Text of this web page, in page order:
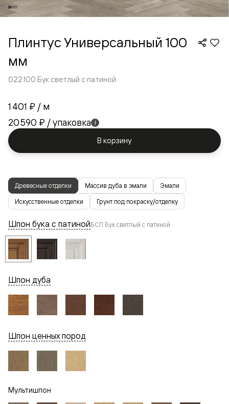
Плинтус Универсальный 100
мм
022.100 Бук светлый с патиной
1 401 ₽ / м
20 590 ₽ / упаковка i
В корзину
Древесные отделки Массив дуба в эмали Эмали
Искусственные отделки Грунт под покраску/отделку
Шпон бука с патинойБСП Бук светлый с патиной
Шпон дуба
Шпон ценных пород
Мультишпон